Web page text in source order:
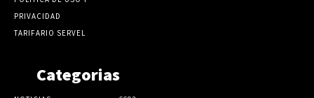
PRIVACIDAD
TARIFARIO SERVEL
Categorias